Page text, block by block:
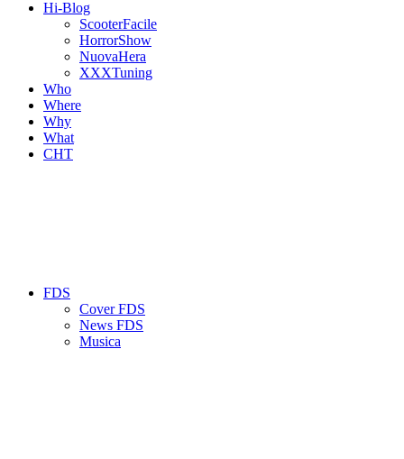
Hi-Blog
ScooterFacile
HorrorShow
NuovaHera
XXXTuning
Who
Where
Why
What
CHT
FDS
Cover FDS
News FDS
Musica